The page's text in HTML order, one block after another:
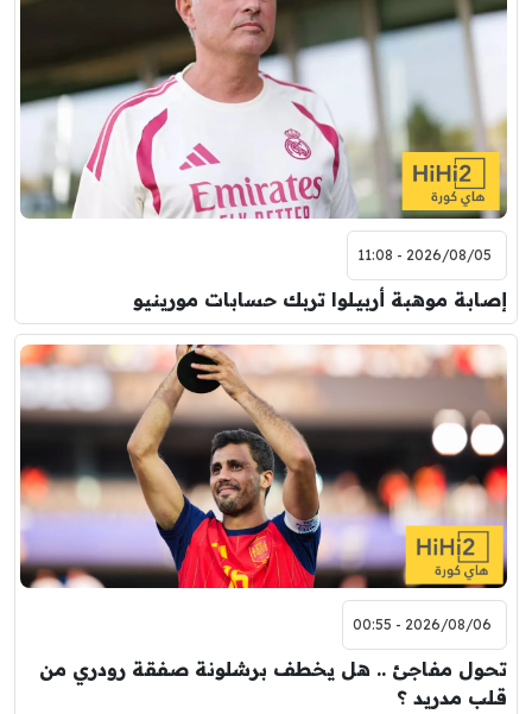
2026/08/05 - 11:08
إصابة موهبة أربيلوا تربك حسابات مورينيو
2026/08/06 - 00:55
تحول مفاجئ .. هل يخطف برشلونة صفقة رودري من
قلب مدريد ؟